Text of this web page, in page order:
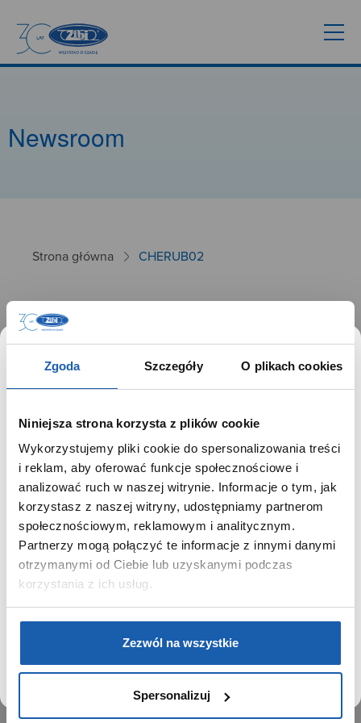
Zgoda Szczegóły O plikach cookies
Niniejsza strona korzysta z plików cookie
Wykorzystujemy pliki cookie do spersonalizowania treści
i reklam, aby oferować funkcje społecznościowe i
analizować ruch w naszej witrynie. Informacje o tym, jak
korzystasz z naszej witryny, udostępniamy partnerom
społecznościowym, reklamowym i analitycznym.
Partnerzy mogą połączyć te informacje z innymi danymi
otrzymanymi od Ciebie lub uzyskanymi podczas
korzystania z ich usług.
Zezwól na wszystkie
Spersonalizuj
Newsroom
Strona główna CHERUB02
CHERUB02
26.01.2025
GRUPA ZIBI
Historia
Misja, wizja i wartości Grupy Zibi
Ważne daty
Kariera
Zgoda na ciasteczka
PRODUKTY
Kalkulatory
SIECI SPRZEDAŻY
SZANOWNY UŻYTKOWNIKU,
SZANOWNA UŻYTKOWNICZKO
Używamy plików cookie w celach analitycznych,
statystycznych i marketingowych, w tym aby analizować
ruch w tej witrynie, optymalizować jej działanie oraz
zapamiętywać Twoje preferencje.